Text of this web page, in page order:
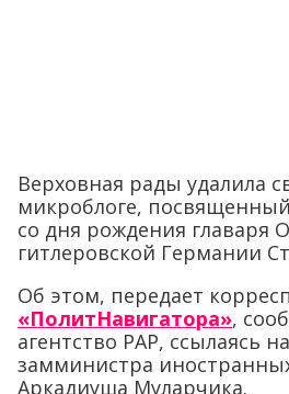
Верховная рады удалила
микроблоге,
со дня рождения главаря
гитлеровской Германии
Об этом, передает
«ПолитНавигатора»,
агентство PAP, ссылаясь
замминистра
Аркадиуша Муларчика.